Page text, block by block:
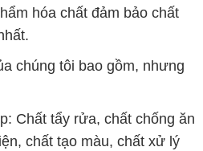
hóa chất đảm bảo chất
chúng tôi bao gồm, nhưng
Chất tẩy rửa, chất chống ăn
chất tạo màu, chất xử lý